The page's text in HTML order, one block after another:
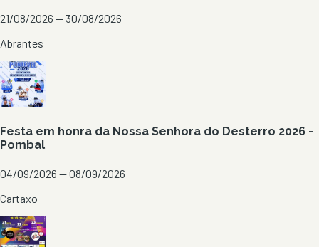
21/08/2026 — 30/08/2026
Abrantes
Festa em honra da Nossa Senhora do Desterro 2026 -
Pombal
04/09/2026 — 08/09/2026
Cartaxo